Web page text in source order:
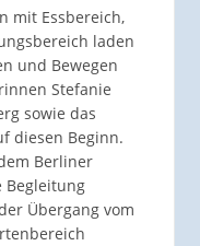
mit Essbereich,
laden
und Bewegen
Stefanie
sowie das
diesen Beginn.
Berliner
Begleitung
Übergang vom